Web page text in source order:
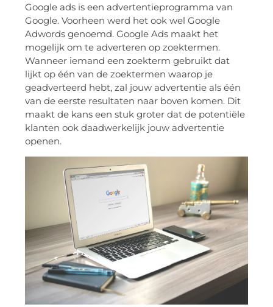
Google ads is een advertentieprogramma van
Google. Voorheen werd het ook wel Google
Adwords genoemd. Google Ads maakt het
mogelijk om te adverteren op zoektermen.
Wanneer iemand een zoekterm gebruikt dat
lijkt op één van de zoektermen waarop je
geadverteerd hebt, zal jouw advertentie als één
van de eerste resultaten naar boven komen. Dit
maakt de kans een stuk groter dat de potentiële
klanten ook daadwerkelijk jouw advertentie
openen.